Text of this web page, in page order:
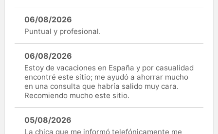
06/08/2026
Puntual y profesional.
06/08/2026
Estoy de vacaciones en España y por casualidad
encontré este sitio; me ayudó a ahorrar mucho
en una consulta que habría salido muy cara.
Recomiendo mucho este sitio.
05/08/2026
La chica que me informó telefónicamente me